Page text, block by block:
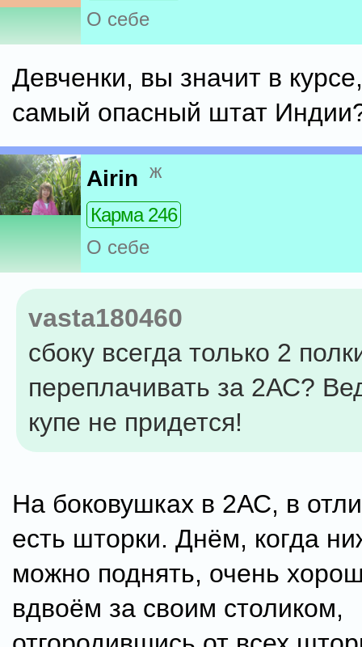
О себе
Девченки, вы значит в
самый опасный штат
Airin ж
Карма 246
О себе
vasta180460
сбоку всегда только 2
переплачивать за 2АС?
купе не придется!
На боковушках в 2АС, в
есть шторки. Днём, когда
можно поднять, очень
вдвоём за своим столиком,